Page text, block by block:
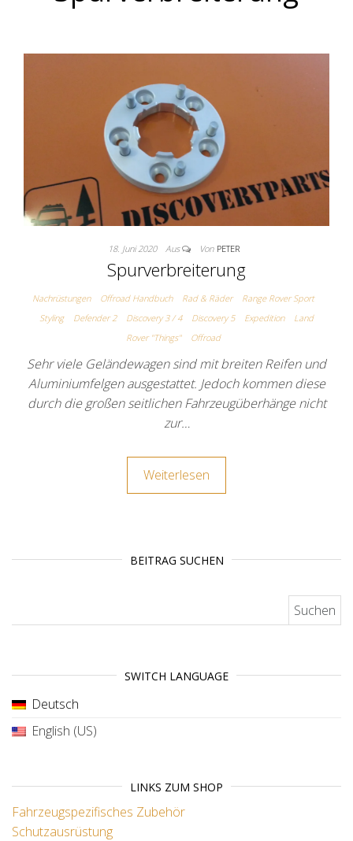
18. Juni 2020 Aus Von PETER
Spurverbreiterung
Nachrüstungen Offroad Handbuch Rad & Räder
Range Rover Sport
Styling
Defender 2 Discovery 3 / 4 Discovery 5 Expedition
Land
Rover "Things"
Offroad
Sehr viele Geländewagen sind mit breiten Reifen und
Aluminiumfelgen ausgestattet. Jedoch kommen diese
durch die großen seitlichen Fahrzeugüberhänge nicht
zur…
Weiterlesen
BEITRAG SUCHEN
SWITCH LANGUAGE
Deutsch
English (US)
LINKS ZUM SHOP
Fahrzeugspezifisches Zubehör
Schutzausrüstung